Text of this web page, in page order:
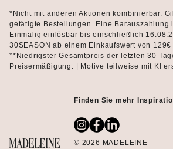
*Nicht mit anderen Aktionen kombinierbar.
getätigte Bestellungen. Eine Barauszahlung
Einmalig einlösbar bis einschließlich
30SEASON ab einem Einkaufswert von 129€ .
**Niedrigster Gesamtpreis der letzten 30
Preisermäßigung. | Motive teilweise mit KI
Finden Sie mehr
© 2026 MADELEINE